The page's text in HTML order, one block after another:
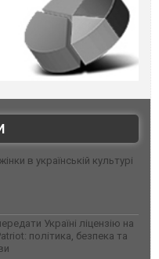
в українській культурі
Україні ліцензію на
політика, безпека та